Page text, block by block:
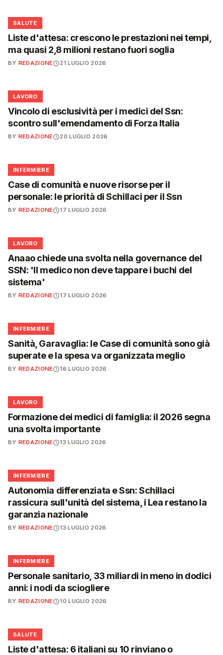
❤️
SALUTE
Liste d'attesa: crescono le prestazioni nei tempi,
ma quasi 2,8 milioni restano fuori soglia
BY REDAZIONE 21 LUGLIO 2026
💼
LAVORO
Vincolo di esclusività per i medici del Ssn:
scontro sull'emendamento di Forza Italia
BY REDAZIONE 20 LUGLIO 2026
🩺
INFERMIERE
Case di comunità e nuove risorse per il
personale: le priorità di Schillaci per il Ssn
BY REDAZIONE 17 LUGLIO 2026
💼
LAVORO
Anaao chiede una svolta nella governance del
SSN: 'Il medico non deve tappare i buchi del
sistema'
BY REDAZIONE 17 LUGLIO 2026
🩺
INFERMIERE
Sanità, Garavaglia: le Case di comunità sono già
superate e la spesa va organizzata meglio
BY REDAZIONE 16 LUGLIO 2026
💼
LAVORO
Formazione dei medici di famiglia: il 2026 segna
una svolta importante
BY REDAZIONE 13 LUGLIO 2026
🩺
INFERMIERE
Autonomia differenziata e Ssn: Schillaci
rassicura sull'unità del sistema, i Lea restano la
garanzia nazionale
BY REDAZIONE 13 LUGLIO 2026
🩺
INFERMIERE
Personale sanitario, 33 miliardi in meno in dodici
anni: i nodi da sciogliere
BY REDAZIONE 10 LUGLIO 2026
❤️
SALUTE
Liste d'attesa: 6 italiani su 10 rinviano o